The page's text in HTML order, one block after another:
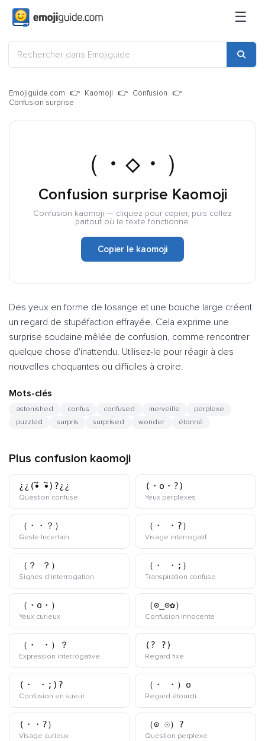
☰
Emojiguide.com Kaomoji
Confusion
Confusion surprise
（・◇・）
Confusion surprise Kaomoji
Confusion kaomoji — cliquez pour copier, puis collez
partout où le texte fonctionne.
Copier le kaomoji
Des yeux en forme de losange et une bouche large créent
un regard de stupéfaction effrayée. Cela exprime une
surprise soudaine mêlée de confusion, comme rencontrer
quelque chose d'inattendu. Utilisez-le pour réagir à des
nouvelles choquantes ou difficiles à croire.
Mots-clés
astonished confus confused merveille
perplexe
puzzled
surpris surprised wonder étonné
Plus confusion kaomoji
¿¿(•ิ_•ิ)?¿¿
Question confuse
(・o・?)
Yeux perplexes
（・・？）
Geste Incertain
（・_・?）
Visage interrogatifkaomoji
（？_？）
Signes d'interrogation
（・_・;）
Transpiration confuse
（・o・）
Yeux curieuxkaomoji
（⊙‿⊙✿）
Confusion innocente
（・_・）？
Expression interrogative
(?_?)
Regard fixe
(・_・;)?
Confusion en sueurkaomoji
（・_・）o
Regard étourdi
(・・?）
Visage curieuxkaomoji
（⊙_☉）?
Question perplexe